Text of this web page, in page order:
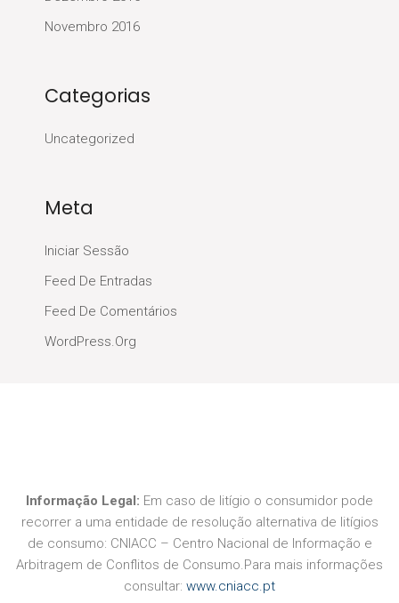
Novembro 2016
Categorias
Uncategorized
Meta
Iniciar Sessão
Feed De Entradas
Feed De Comentários
WordPress.org
Informação Legal: Em caso de litígio o consumidor pode
recorrer a uma entidade de resolução alternativa de litígios
de consumo: CNIACC – Centro Nacional de Informação e
Arbitragem de Conflitos de Consumo.Para mais informações
consultar: www.cniacc.pt